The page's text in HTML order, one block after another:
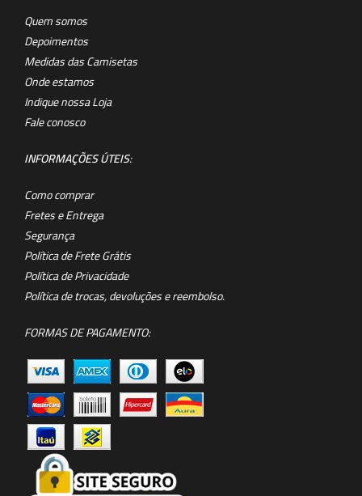
Quem somos
Depoimentos
Medidas das Camisetas
Onde estamos
Indique nossa Loja
Fale conosco
INFORMAÇÕES ÚTEIS:
Como comprar
Fretes e Entrega
Segurança
Política de Frete Grátis
Política de Privacidade
Política de trocas, devoluções e reembolso.
FORMAS DE PAGAMENTO: